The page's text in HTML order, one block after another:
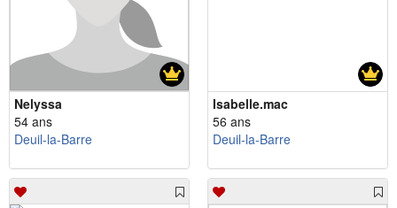
Nelyssa
54 ans
Deuil-la-Barre
Isabelle.mac
56 ans
Deuil-la-Barre